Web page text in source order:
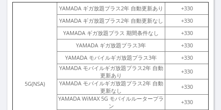
5G(NSA)
YAMADA ギガ放題プラス2年 自動更新あり
+330
YAMADA ギガ放題プラス2年 自動更新なし
+330
YAMADA ギガ放題プラス 期間条件なし
+330
YAMADA ギガ放題プラス3年
+330
YAMADA モバイルギガ放題プラス3年
+330
YAMADA モバイルギガ放題プラス2年 自動
更新あり
+330
YAMADA モバイルギガ放題プラス2年 自動
更新なし
+330
YAMADA WiMAX 5G モバイルルータープラ
ン
+330